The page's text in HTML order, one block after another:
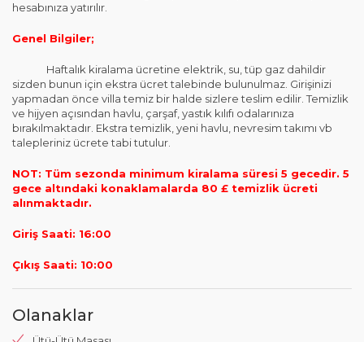
hesabınıza yatırılır.
Genel Bilgiler;
Haftalık kiralama ücretine elektrik, su, tüp gaz dahildir
sizden bunun için ekstra ücret talebinde bulunulmaz. Girişinizi
yapmadan önce villa temiz bir halde sizlere teslim edilir. Temizlik
ve hijyen açısından havlu, çarşaf, yastık kılıfı odalarınıza
bırakılmaktadır. Ekstra temizlik, yeni havlu, nevresim takımı vb
talepleriniz ücrete tabi tutulur.
NOT: Tüm sezonda minimum kiralama süresi 5 gecedir. 5
gece altındaki konaklamalarda 80 £ temizlik ücreti
alınmaktadır.
Giriş Saati: 16:00
Çıkış Saati: 10:00
Olanaklar